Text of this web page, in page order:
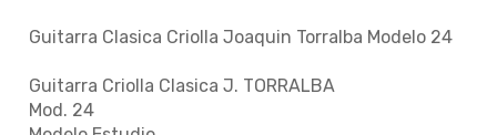
Guitarra Clasica Criolla Joaquin Torralba Modelo 24
Guitarra Criolla Clasica J. TORRALBA
Mod. 24